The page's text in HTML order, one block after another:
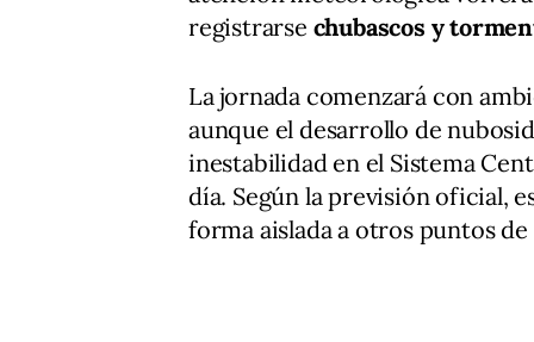
registrarse chubascos y
La jornada comenzará con
aunque el desarrollo de
inestabilidad en el Sistema
día. Según la previsión oficial,
forma aislada a otros puntos